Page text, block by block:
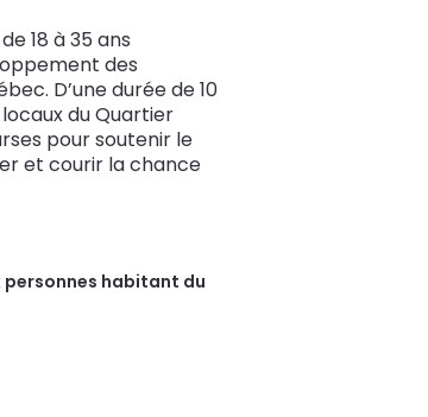
18 à 35 ans
des
D’une durée de 10
du Quartier
pour soutenir le
et courir la chance
personnes habitant du